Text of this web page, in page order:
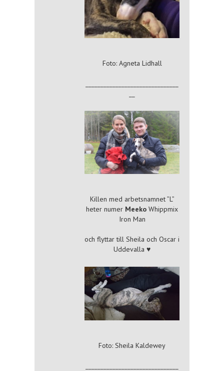
Foto: Agneta Lidhall
Killen med arbetsnamnet ”L”
heter numer Meeko Whippmix
Iron Man
och flyttar till Sheila och Oscar i
Uddevalla ♥
Foto: Sheila Kaldewey